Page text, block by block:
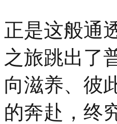
正是这般通
之旅跳出了
向滋养、彼
的奔赴，终